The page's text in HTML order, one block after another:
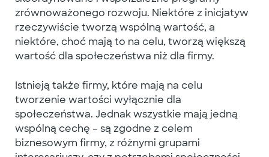
zrównoważonego rozwoju. Niektóre z inicjatyw
rzeczywiście tworzą wspólną wartość, a
niektóre, choć mają to na celu, tworzą większą
wartość dla społeczeństwa niż dla firmy.
Istnieją także firmy, które mają na celu
tworzenie wartości wyłącznie dla
społeczeństwa. Jednak wszystkie mają jedną
wspólną cechę – są zgodne z celem
biznesowym firmy, z różnymi grupami